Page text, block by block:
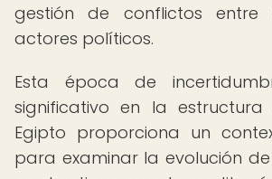
gestión de conflictos entre
actores políticos.
Esta época de
significativo en la
Egipto proporciona un
para examinar la evolución